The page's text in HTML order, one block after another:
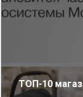
ТОП-10